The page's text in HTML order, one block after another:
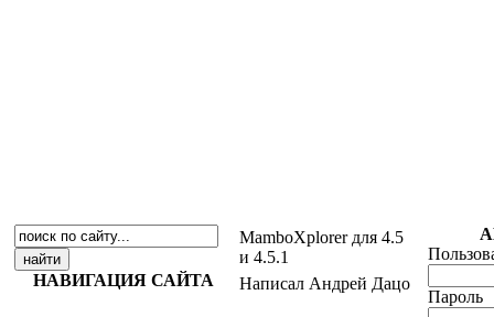
НАВИГАЦИЯ САЙТА
MamboXplorer для 4.5
и 4.5.1
Написал Андрей Дацо
Пароль